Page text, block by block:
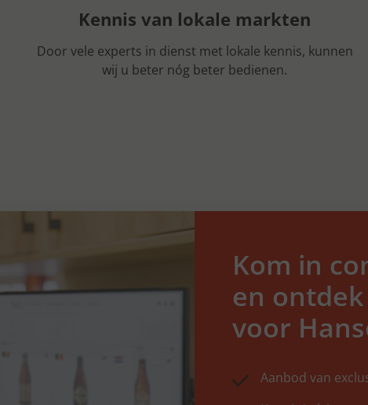
Kennis van lokale markten
Door vele experts in dienst met lokale kennis, kunnen
wij u beter nóg beter bedienen.
Kom in
en
voor
Aanbod van